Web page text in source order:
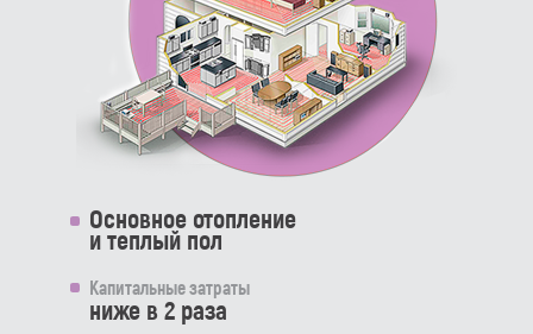
Основное отопление
и теплый пол
Капитальные затраты
ниже в 2 раза